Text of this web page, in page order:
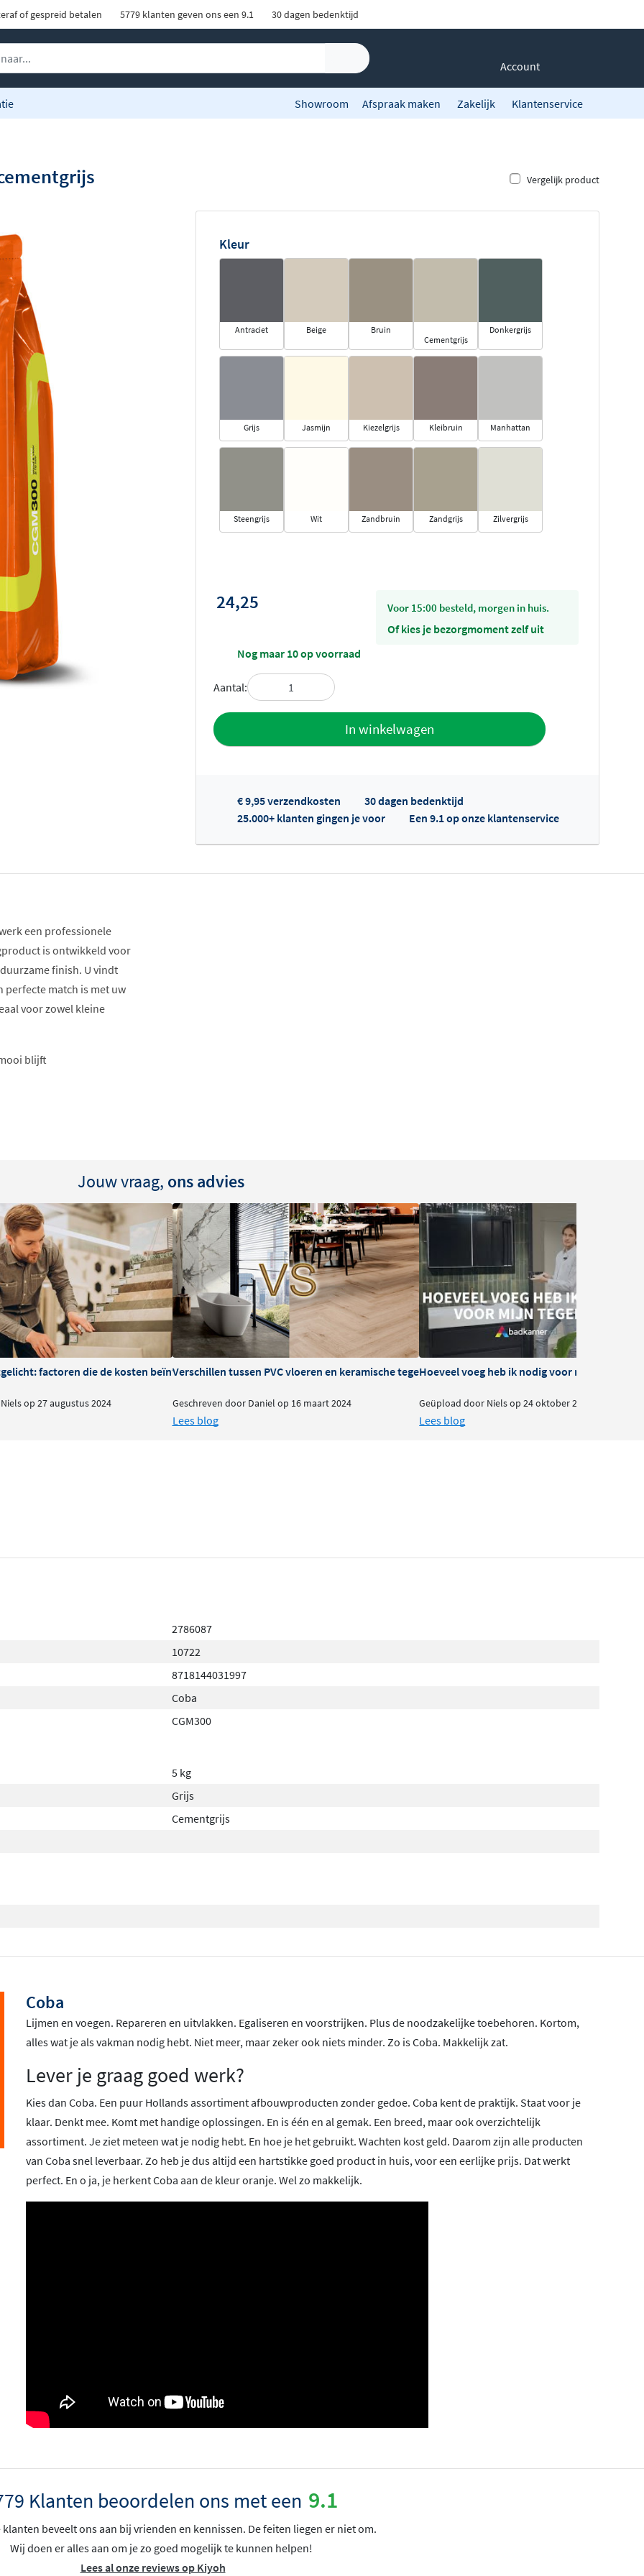
of gespreid betalen 5779 klanten geven ons een 9.1 30 dagen bedenktijd
Account
Showroom Afspraak maken Zakelijk Klantenservice
Vergelijk product
Kleur
Antraciet Beige
Bruin
Cementgrijs
Donkergrijs
Grijs Jasmijn Kiezelgrijs Kleibruin Manhattan
Steengrijs Wit Zandbruin Zandgrijs Zilvergrijs
24,25 voor 15:00 besteld, morgen in huis.
Of kies je bezorgmoment zelf uit
Nog maar 10 op voorraad
Aantal:
In winkelwagen
Toevoegen aan offerte
€ 9,95 verzendkosten
30 dagen bedenktijd
25.000+ klanten gingen je voor
Een 9.1 op onze klantenservice
een professionele
is ontwikkeld voor
finish. U vindt
match is met uw
voor zowel kleine
blijft
tegels
verschillende kleuren.
kiest u juist voor een
is zorgvuldig
Zo creëert u een
probleemloos. Meng
het aan met een
Het
ook
middel is geschikt voor
Gebruik het
Jouw vraag, ons advies
factoren die de kosten beïnvloeden
op 27 augustus 2024
Verschillen tussen PVC vloeren en keramische tegels
Geschreven door Daniel op 16 maart 2024
Lees blog
Hoeveel voeg heb ik nodig voor mijn tegels?
Geüpload door Niels op 24 oktober 2023
Lees blog
2786087
10722
8718144031997
Coba
CGM300
5 kg
Grijs
Cementgrijs
Coba
Lijmen en voegen. Repareren en uitvlakken. Egaliseren en voorstrijken. Plus de noodzakelijke toebehoren. Kortom,
alles wat je als vakman nodig hebt. Niet meer, maar zeker ook niets minder. Zo is Coba. Makkelijk zat.
Lever je graag goed werk?
Kies dan Coba. Een puur Hollands assortiment afbouwproducten zonder gedoe. Coba kent de praktijk. Staat voor je
klaar. Denkt mee. Komt met handige oplossingen. En is één en al gemak. Een breed, maar ook overzichtelijk
assortiment. Je ziet meteen wat je nodig hebt. En hoe je het gebruikt. Wachten kost geld. Daarom zijn alle producten
van Coba snel leverbaar. Zo heb je dus altijd een hartstikke goed product in huis, voor een eerlijke prijs. Dat werkt
perfect. En o ja, je herkent Coba aan de kleur oranje. Wel zo makkelijk.
Klanten beoordelen ons met een 9.1
klanten beveelt ons aan bij vrienden en kennissen. De feiten liegen er niet om.
Wij doen er alles aan om je zo goed mogelijk te kunnen helpen!
Lees al onze reviews op Kiyoh